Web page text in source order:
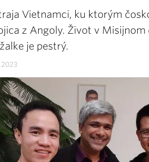
Vietnamci, ku ktorým
z Angoly. Život v Misijnom
je pestrý.